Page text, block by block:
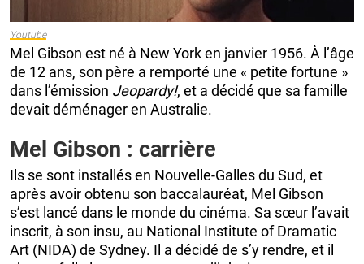
Youtube
Mel Gibson est né à New York en janvier 1956. À l’âge
de 12 ans, son père a remporté une « petite fortune »
dans l’émission Jeopardy!, et a décidé que sa famille
devait déménager en Australie.
Mel Gibson : carrière
Ils se sont installés en Nouvelle-Galles du Sud, et
après avoir obtenu son baccalauréat, Mel Gibson
s’est lancé dans le monde du cinéma. Sa sœur l’avait
inscrit, à son insu, au National Institute of Dramatic
Art (NIDA) de Sydney. Il a décidé de s’y rendre, et il